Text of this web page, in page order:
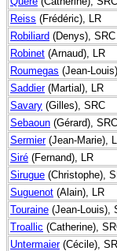
Reiss (Frédéric), LR
Robiliard (Denys), SRC
Robinet (Arnaud), LR
Roumegas (Jean-
Saddier(Martial), LR
Savary (Gilles), SRC
Sebaoun (Gérard), SRC
Sermier(Jean-Marie),
Siré (Fernand), LR
Sirugue (Christophe),
Suguenot (Alain), LR
Touraine (Jean-Louis),
Troallic (Catherine),
Untermaier(Cécile),